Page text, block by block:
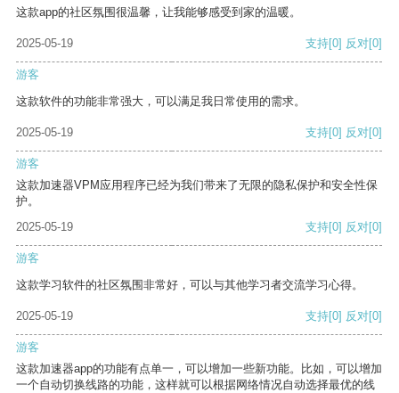
这款app的社区氛围很温馨，让我能够感受到家的温暖。
2025-05-19 支持[0] 反对[0]
游客
这款软件的功能非常强大，可以满足我日常使用的需求。
2025-05-19 支持[0] 反对[0]
游客
这款加速器VPM应用程序已经为我们带来了无限的隐私保护和安全性保
护。
2025-05-19
支持[0] 反对[0]
游客
这款学习软件的社区氛围非常好，可以与其他学习者交流学习心得。
2025-05-19 支持[0] 反对[0]
游客
这款加速器app的功能有点单一，可以增加一些新功能。比如，可以增加
一个自动切换线路的功能，这样就可以根据网络情况自动选择最优的线